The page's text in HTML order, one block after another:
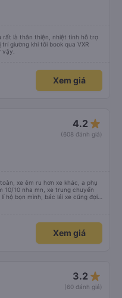
rất là thân thiện, nhiệt tình hỗ trợ
giường khi tôi book qua VXR
Xem giá
4.2 star_rate
(608 đánh giá)
xe êm ru hơn xe khác, a phụ
10/10 nha mn, xe trung chuyển
hộ bọn mình, bác lái xe cũng đợi
khách như xe khác, nên đi
Xem giá
3.2 star_rate
(60 đánh giá)